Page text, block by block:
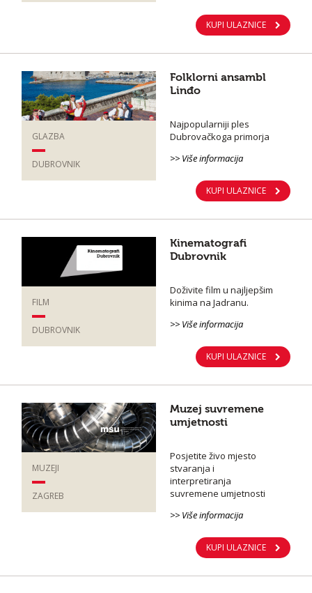
KUPI ULAZNICE
GLAZBA
DUBROVNIK
Folklorni ansambl
Linđo
Najpopularniji ples
Dubrovačkoga primorja
>> Više informacija
KUPI ULAZNICE
FILM
DUBROVNIK
Kinematografi
Dubrovnik
Doživite film u najljepšim
kinima na Jadranu.
>> Više informacija
KUPI ULAZNICE
MUZEJI
ZAGREB
Muzej suvremene
umjetnosti
Posjetite živo mjesto
stvaranja i
interpretiranja
suvremene umjetnosti
>> Više informacija
KUPI ULAZNICE